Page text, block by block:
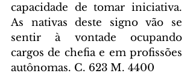
capacidade de tomar iniciativa.
As nativas deste signo vão se
sentir à vontade ocupando
cargos de chefia e em profissões
autônomas. C. 623 M. 4400